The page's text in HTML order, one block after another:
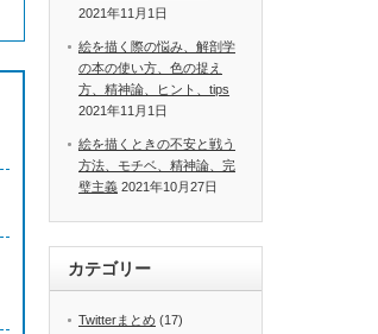
2021年11月1日
絵を描く際の悩み、解剖学
の本の使い方、色の捉え
方、精神論、ヒント、tips
2021年11月1日
絵を描くときの不安と戦う
方法、モチベ、精神論、完
璧主義 2021年10月27日
カテゴリー
Twitterまとめ (17)